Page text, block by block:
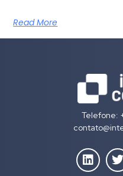
Read More
Telefone: